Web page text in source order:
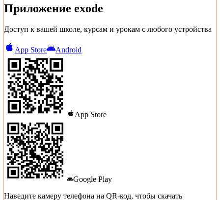
Приложение exode
Доступ к вашей школе, курсам и урокам с любого устройства
App Store Android
App Store
Google Play
Наведите камеру телефона на QR-код, чтобы скачать